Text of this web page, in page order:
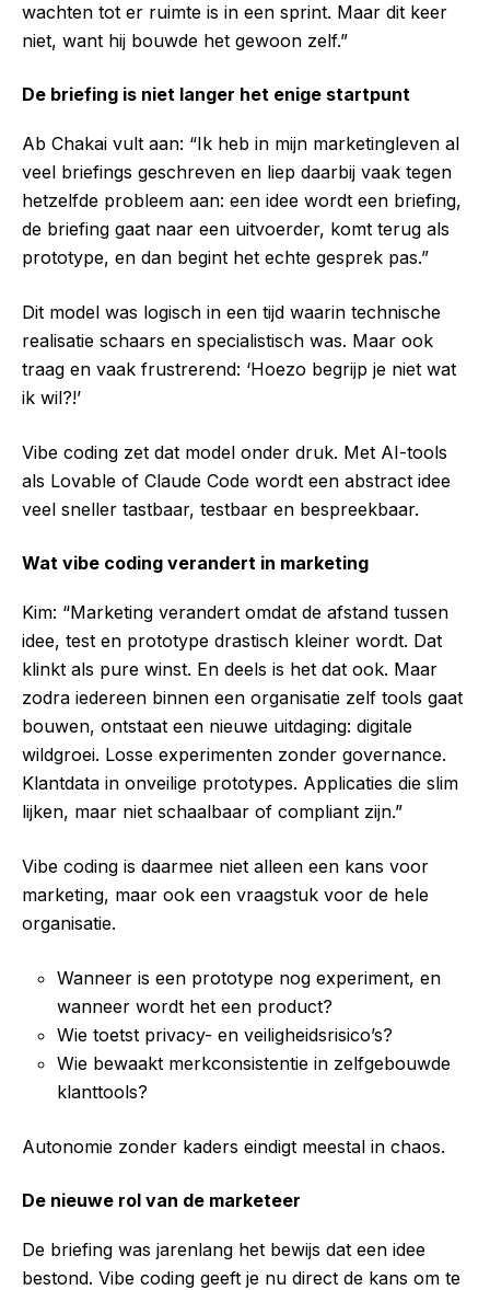
wachten tot er ruimte is in een sprint. Maar dit keer
niet, want hij bouwde het gewoon zelf.”
De briefing is niet langer het enige startpunt
Ab Chakai vult aan: “Ik heb in mijn marketingleven al
veel briefings geschreven en liep daarbij vaak tegen
hetzelfde probleem aan: een idee wordt een briefing,
de briefing gaat naar een uitvoerder, komt terug als
prototype, en dan begint het echte gesprek pas.”
Dit model was logisch in een tijd waarin technische
realisatie schaars en specialistisch was. Maar ook
traag en vaak frustrerend: ‘Hoezo begrijp je niet wat
ik wil?!’
Vibe coding zet dat model onder druk. Met AI-tools
als Lovable of Claude Code wordt een abstract idee
veel sneller tastbaar, testbaar en bespreekbaar.
Wat vibe coding verandert in marketing
Kim: “Marketing verandert omdat de afstand tussen
idee, test en prototype drastisch kleiner wordt. Dat
klinkt als pure winst. En deels is het dat ook. Maar
zodra iedereen binnen een organisatie zelf tools gaat
bouwen, ontstaat een nieuwe uitdaging: digitale
wildgroei. Losse experimenten zonder governance.
Klantdata in onveilige prototypes. Applicaties die slim
lijken, maar niet schaalbaar of compliant zijn.”
Vibe coding is daarmee niet alleen een kans voor
marketing, maar ook een vraagstuk voor de hele
organisatie.
Wanneer is een prototype nog experiment, en
wanneer wordt het een product?
Wie toetst privacy- en veiligheidsrisico’s?
Wie bewaakt merkconsistentie in zelfgebouwde
klanttools?
Autonomie zonder kaders eindigt meestal in chaos.
De nieuwe rol van de marketeer
De briefing was jarenlang het bewijs dat een idee
bestond. Vibe coding geeft je nu direct de kans om te